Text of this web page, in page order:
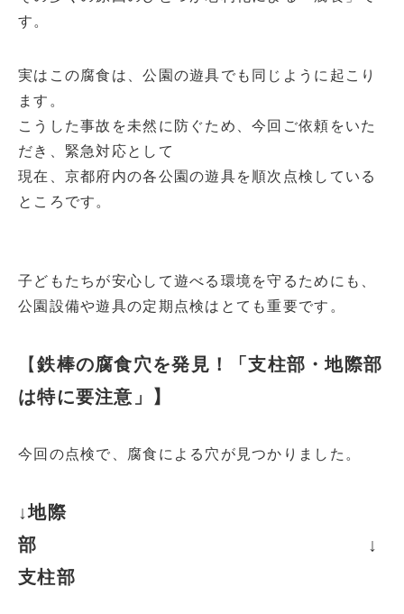
す。
実はこの腐食は、公園の遊具でも同じように起こり
ます。
こうした事故を未然に防ぐため、今回ご依頼をいた
だき、緊急対応として
現在、京都府内の各公園の遊具を順次点検している
ところです。
子どもたちが安心して遊べる環境を守るためにも、
公園設備や遊具の定期点検はとても重要です。
【鉄棒の腐食穴を発見！「支柱部・地際部
は特に要注意」】
今回の点検で、腐食による穴が見つかりました。
↓地際
部
↓
支柱部